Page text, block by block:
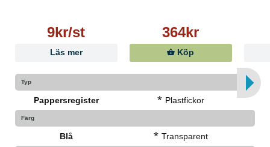
9kr/st
Läs mer
364kr
Köp
Typ
Pappersregister * Plastfickor
Färg
Blå * Transparent